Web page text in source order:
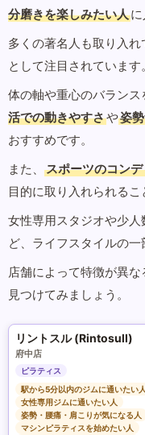
分磨きを楽しみたい人
多くの著名人も取り入
として注目されています。
体の軸や重心のバランス
活での動きやすさや姿
おすすめです。
また、
スポーツのコン
目的に取り入れられるこ
女性専用スタジオや少
ど、ライフスタイルの一
店舗によって特徴が異
見つけてみましょう。
リントスル (Rintosull)
府中店
ピラティス
駅から5分以内のジムに通いたい人
女性専用ジムに通いたい人
姿勢・腰痛・肩こりが気になる人
マシンピラティスを始めたい人